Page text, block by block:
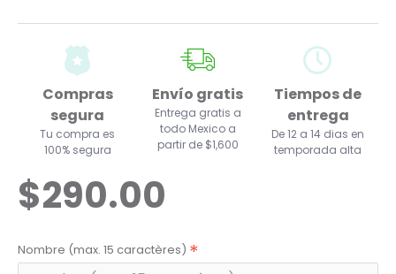
Compras
segura
Tu compra es
100% segura
Envío gratis
Entrega gratis a
todo Mexico a
partir de $1,600
Tiempos de
entrega
De 12 a 14 dias en
temporada alta
$290.00
Nombre (max. 15 caractères)